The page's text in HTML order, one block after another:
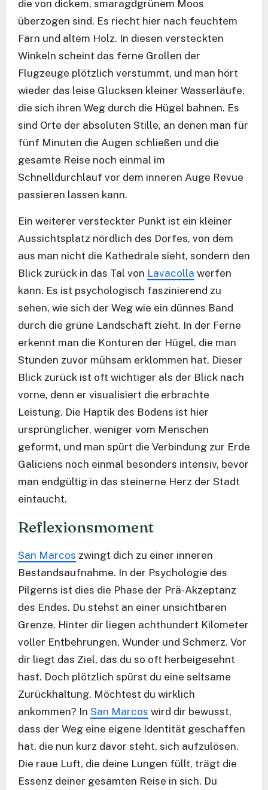
die von dickem, smaragdgrünem Moos
überzogen sind. Es riecht hier nach feuchtem
Farn und altem Holz. In diesen versteckten
Winkeln scheint das ferne Grollen der
Flugzeuge plötzlich verstummt, und man hört
wieder das leise Glucksen kleiner Wasserläufe,
die sich ihren Weg durch die Hügel bahnen. Es
sind Orte der absoluten Stille, an denen man für
fünf Minuten die Augen schließen und die
gesamte Reise noch einmal im
Schnelldurchlauf vor dem inneren Auge Revue
passieren lassen kann.
Ein weiterer versteckter Punkt ist ein kleiner
Aussichtsplatz nördlich des Dorfes, von dem
aus man nicht die Kathedrale sieht, sondern den
Blick zurück in das Tal von Lavacolla werfen
kann. Es ist psychologisch faszinierend zu
sehen, wie sich der Weg wie ein dünnes Band
durch die grüne Landschaft zieht. In der Ferne
erkennt man die Konturen der Hügel, die man
Stunden zuvor mühsam erklommen hat. Dieser
Blick zurück ist oft wichtiger als der Blick nach
vorne, denn er visualisiert die erbrachte
Leistung. Die Haptik des Bodens ist hier
ursprünglicher, weniger vom Menschen
geformt, und man spürt die Verbindung zur Erde
Galiciens noch einmal besonders intensiv, bevor
man endgültig in das steinerne Herz der Stadt
eintaucht.
Reflexionsmoment
San Marcos zwingt dich zu einer inneren
Bestandsaufnahme. In der Psychologie des
Pilgerns ist dies die Phase der Prä-Akzeptanz
des Endes. Du stehst an einer unsichtbaren
Grenze. Hinter dir liegen achthundert Kilometer
voller Entbehrungen, Wunder und Schmerz. Vor
dir liegt das Ziel, das du so oft herbeigesehnt
hast. Doch plötzlich spürst du eine seltsame
Zurückhaltung. Möchtest du wirklich
ankommen? In San Marcos wird dir bewusst,
dass der Weg eine eigene Identität geschaffen
hat, die nun kurz davor steht, sich aufzulösen.
Die raue Luft, die deine Lungen füllt, trägt die
Essenz deiner gesamten Reise in sich. Du